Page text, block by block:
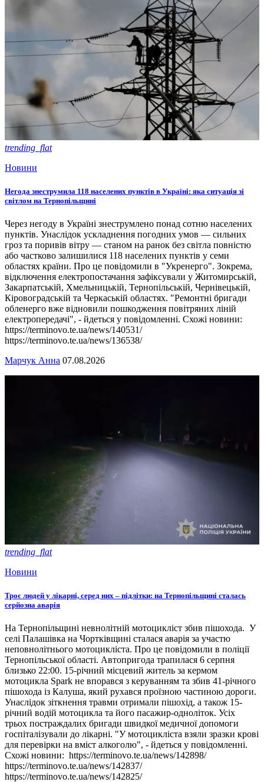
trending_flat
Новини
Негода знеструмила 118 населених пунктів в Україні: яка ситуація зі
світлом на Тернопільщині
Через негоду в Україні знеструмлено понад сотню населених
пунктів. Унаслідок ускладнення погодних умов — сильних
гроз та поривів вітру — станом на ранок без світла повністю
або частково залишилися 118 населених пунктів у семи
областях країни. Про це повідомили в "Укренерго". Зокрема,
відключення електропостачання зафіксували у Житомирській,
Закарпатській, Хмельницькій, Тернопільській, Чернівецькій,
Кіровоградській та Черкаській областях. "Ремонтні бригади
обленерго вже відновили пошкодження повітряних ліній
електропередачі", - йдеться у повідомленні. Схожі новини:
https://terminovo.te.ua/news/140531/
https://terminovo.te.ua/news/136538/
Марчук Анна 07.08.2026
trending_flat
Новини
Троє людей у лікарні, серед них – підлітки: на Тернопільщині сталась
серйозна аварія
На Тернопільщині невнолітній мотоцикліст збив пішохода. У
селі Палашівка на Чортківщині сталася аварія за участю
неповнолітнього мотоцикліста. Про це повідомили в поліції
Тернопільської області. Автопригода трапилася 6 серпня
близько 22:00. 15-річний місцевий житель за кермом
мотоцикла Spark не впорався з керуванням та збив 41-річного
пішохода із Калуша, який рухався проїзною частиною дороги.
Унаслідок зіткнення травми отримали пішохід, а також 15-
річний водій мотоцикла та його пасажир-одноліток. Усіх
трьох постраждалих бригади швидкої медичної допомоги
госпіталізували до лікарні. "У мотоцикліста взяли зразки крові
для перевірки на вміст алкоголю", - йдеться у повідомленні.
Схожі новини: https://terminovo.te.ua/news/142898/
https://terminovo.te.ua/news/142837/
https://terminovo.te.ua/news/142825/